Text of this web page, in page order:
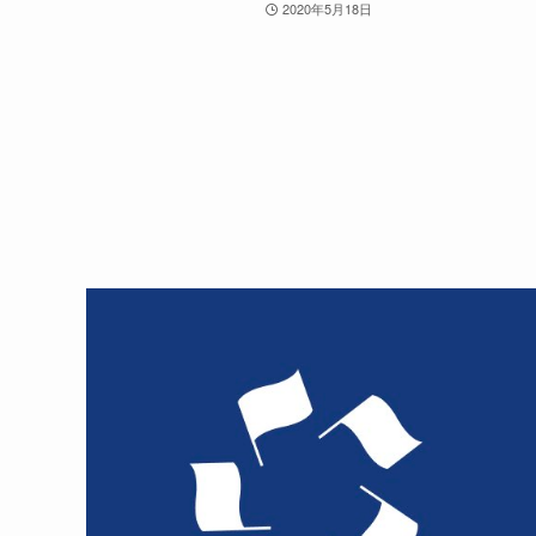
2020年5月18日